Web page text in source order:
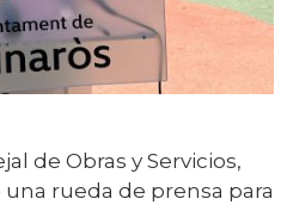
de Obras y Servicios,
rueda de prensa para